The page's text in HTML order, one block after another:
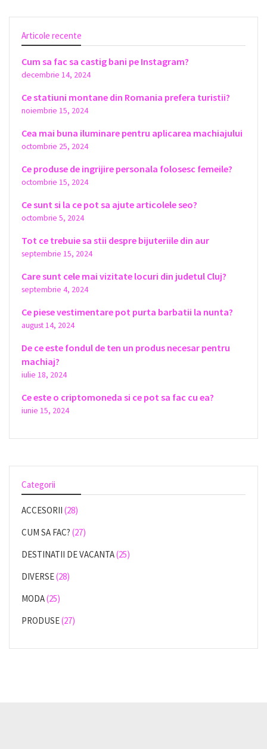
Articole recente
Cum sa fac sa castig bani pe Instagram?
decembrie 14, 2024
Ce statiuni montane din Romania prefera turistii?
noiembrie 15, 2024
Cea mai buna iluminare pentru aplicarea machiajului
octombrie 25, 2024
Ce produse de ingrijire personala folosesc femeile?
octombrie 15, 2024
Ce sunt si la ce pot sa ajute articolele seo?
octombrie 5, 2024
Tot ce trebuie sa stii despre bijuteriile din aur
septembrie 15, 2024
Care sunt cele mai vizitate locuri din judetul Cluj?
septembrie 4, 2024
Ce piese vestimentare pot purta barbatii la nunta?
august 14, 2024
De ce este fondul de ten un produs necesar pentru
machiaj?
iulie 18, 2024
Ce este o criptomoneda si ce pot sa fac cu ea?
iunie 15, 2024
Categorii
ACCESORII (28)
CUM SA FAC? (27)
DESTINATII DE VACANTA(25)
DIVERSE(28)
MODA(25)
PRODUSE(27)